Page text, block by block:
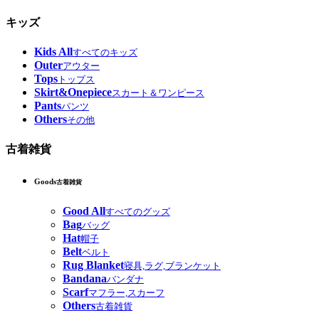
キッズ
Kids Allすべてのキッズ
Outerアウター
Tops トップス
Skirt&Onepieceスカート＆ワンピース
Pantsパンツ
Othersその他
古着雑貨
Goods古着雑貨
Good Allすべてのグッズ
Bagバッグ
Hat帽子
Beltベルト
Rug Blanket寝具,ラグ,ブランケット
Bandanaバンダナ
Scarfマフラー,スカーフ
Others古着雑貨